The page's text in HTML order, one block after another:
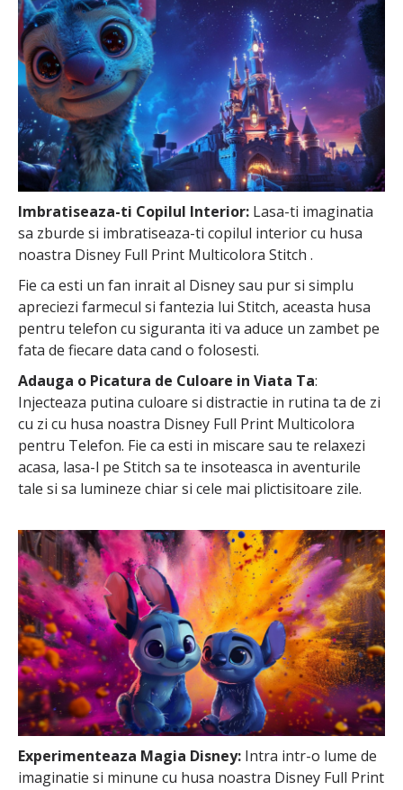
Imbratiseaza-ti Copilul Interior: Lasa-ti imaginatia
sa zburde si imbratiseaza-ti copilul interior cu husa
noastra Disney Full Print Multicolora Stitch .
Fie ca esti un fan inrait al Disney sau pur si simplu
apreciezi farmecul si fantezia lui Stitch, aceasta husa
pentru telefon cu siguranta iti va aduce un zambet pe
fata de fiecare data cand o folosesti.
Adauga o Picatura de Culoare in Viata Ta:
Injecteaza putina culoare si distractie in rutina ta de zi
cu zi cu husa noastra Disney Full Print Multicolora
pentru Telefon. Fie ca esti in miscare sau te relaxezi
acasa, lasa-l pe Stitch sa te insoteasca in aventurile
tale si sa lumineze chiar si cele mai plictisitoare zile.
Experimenteaza Magia Disney: Intra intr-o lume de
imaginatie si minune cu husa noastra Disney Full Print